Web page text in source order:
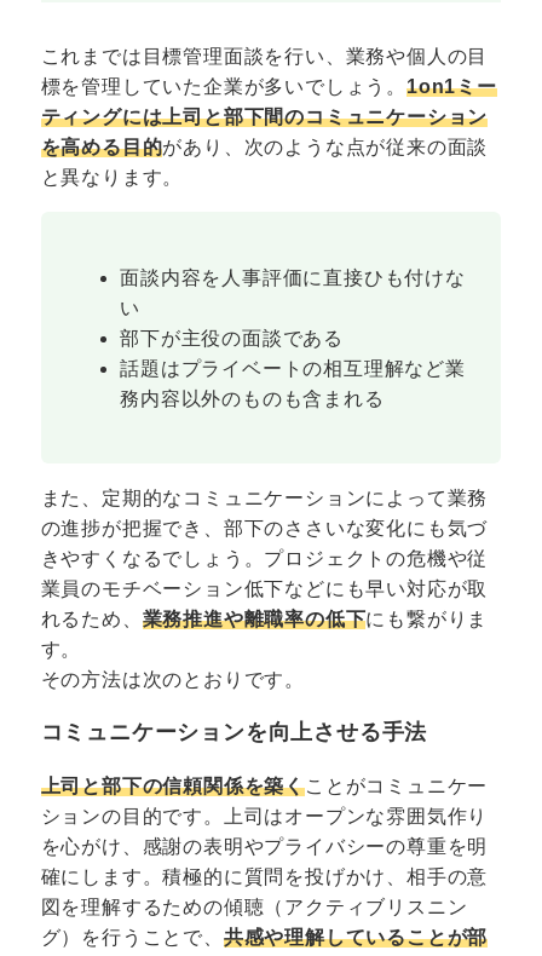
これまでは目標管理面談を行い、業務や個人の目
標を管理していた企業が多いでしょう。 1on1ミー
ティングには上司と部下間のコミュニケーション
を高める目的があり、次のような点が従来の面談
と異なります。
面談内容を人事評価に直接ひも付けな
い
部下が主役の面談である
話題はプライベートの相互理解など業
務内容以外のものも含まれる
また、定期的なコミュニケーションによって業務
の進捗が把握でき、部下のささいな変化にも気づ
きやすくなるでしょう。プロジェクトの危機や従
業員のモチベーション低下などにも早い対応が取
れるため、 業務推進や離職率の低下にも繋がりま
す。
その方法は次のとおりです。
コミュニケーションを向上させる手法
上司と部下の信頼関係を築くことがコミュニケー
ションの目的です。上司はオープンな雰囲気作り
を心がけ、感謝の表明やプライバシーの尊重を明
確にします。積極的に質問を投げかけ、相手の意
図を理解するための傾聴（アクティブリスニン
グ）を行うことで、 共感や理解していることが部